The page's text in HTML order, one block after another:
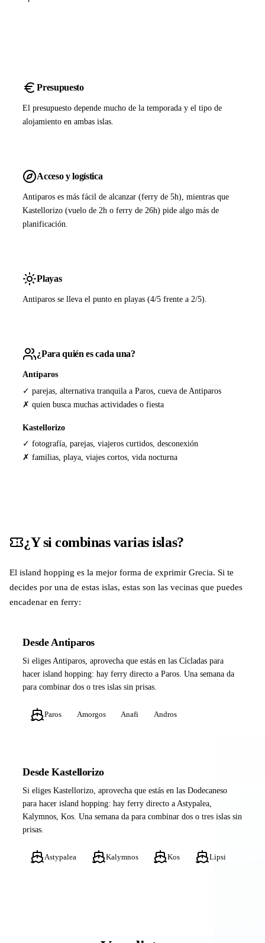
Presupuesto
El presupuesto depende mucho de la temporada y el tipo de
alojamiento en ambas islas.
Acceso y logística
Antiparos es más fácil de alcanzar (ferry de 5h), mientras que
Kastellorizo (vuelo de 2h o ferry de 26h) pide algo más de
planificación.
Playas
Antiparos se lleva el punto en playas (4/5 frente a 2/5).
¿Para quién es cada una?
Antiparos
✓ parejas, alternativa tranquila a Paros, cueva de Antiparos
✗ quien busca muchas actividades o fiesta
Kastellorizo
✓ fotografía, parejas, viajeros curtidos, desconexión
✗ familias, playa, viajes cortos, vida nocturna
¿Y si combinas varias islas?
El island hopping es la mejor forma de exprimir Grecia. Si te
decides por una de estas islas, estas son las vecinas que puedes
encadenar en ferry:
Desde Antiparos
Si eliges Antiparos, aprovecha que estás en las Cícladas para
hacer island hopping: hay ferry directo a Paros. Una semana da
para combinar dos o tres islas sin prisas.
Paros Amorgos Anafi Andros
Desde Kastellorizo
Si eliges Kastellorizo, aprovecha que estás en las Dodecaneso
para hacer island hopping: hay ferry directo a Astypalea,
Kalymnos, Kos. Una semana da para combinar dos o tres islas sin
prisas.
Astypalea Kalymnos Kos Lipsi